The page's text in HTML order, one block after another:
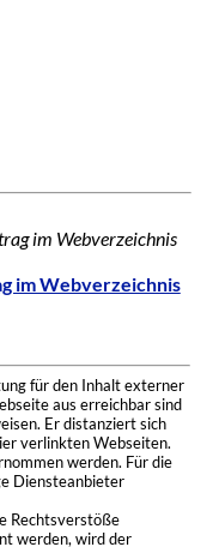
im Webverzeichnis
im Webverzeichnis
für den Inhalt externer
aus erreichbar sind
Er distanziert sich
verlinkten Webseiten.
werden. Für die
Diensteanbieter
Rechtsverstöße
werden, wird der